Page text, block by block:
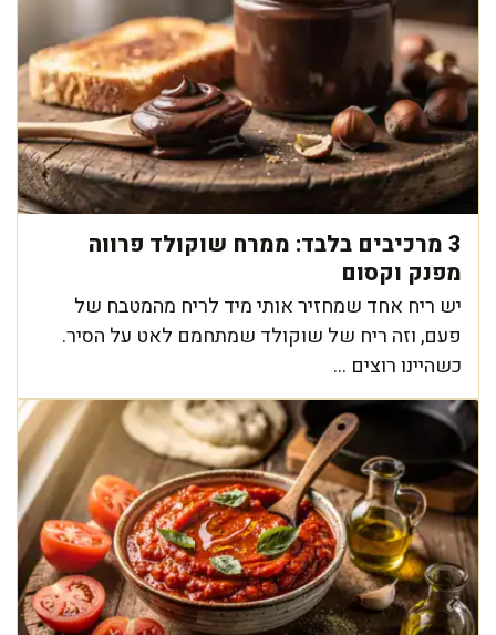
3 מרכיבים בלבד: ממרח שוקולד פרווה
מפנק וקסום
יש ריח אחד שמחזיר אותי מיד לריח מהמטבח של
פעם, וזה ריח של שוקולד שמתחמם לאט על הסיר.
כשהיינו רוצים ...